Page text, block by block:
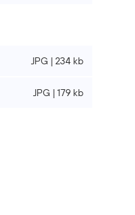
JPG | 234 kb
JPG | 179 kb